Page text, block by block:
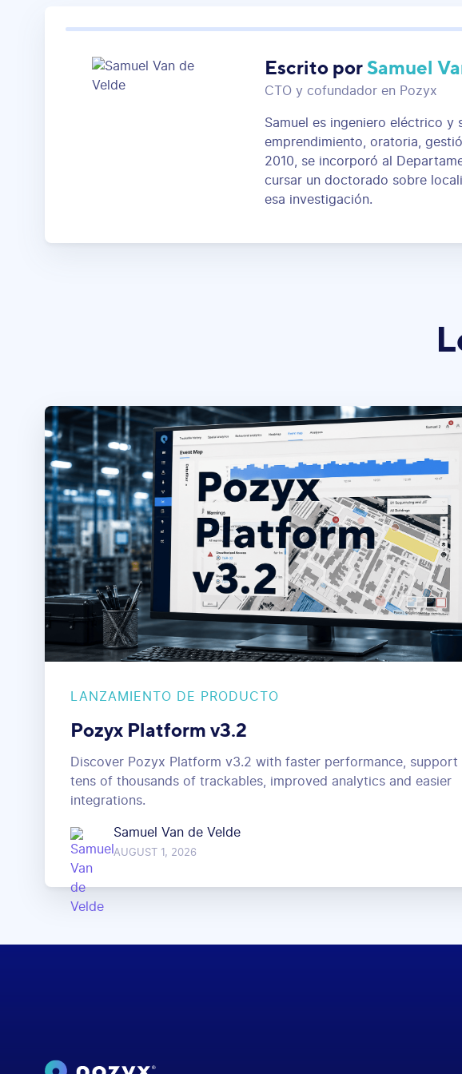
Escrito porSamuel
CTO y cofundador en Pozyx
Samuel es ingeniero eléctrico y
emprendimiento, oratoria,
2010, se incorporó al
cursar un doctorado sobre
esa investigación.
LANZAMIENTO DE PRODUCTO
Pozyx Platform v3.2
Discover Pozyx Platform v3.2 with faster performance, support
tens of thousands of trackables, improved analytics and easier
integrations.
Samuel Van de Velde
AUGUST 1, 2026